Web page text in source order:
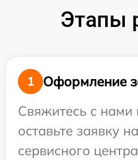
Этапы
1
Оформление
Свяжитесь с
оставьте заявку
сервисного